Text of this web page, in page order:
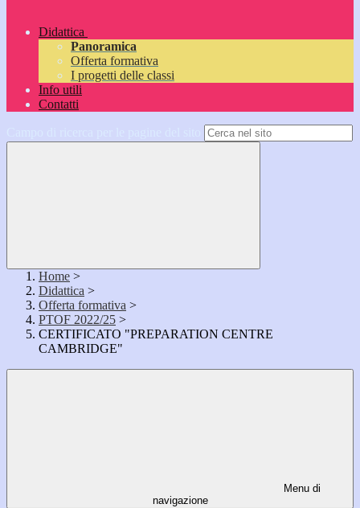
Didattica
Panoramica
Offerta formativa
I progetti delle classi
Info utili
Contatti
Home >
Didattica >
Offerta formativa >
PTOF 2022/25 >
CERTIFICATO "PREPARATION CENTRE
CAMBRIDGE"
Menu di
navigazione